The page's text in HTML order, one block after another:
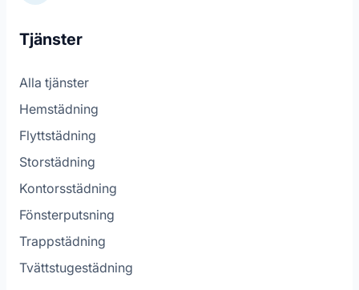
Tjänster
Alla tjänster
Hemstädning
Flyttstädning
Storstädning
Kontorsstädning
Fönsterputsning
Trappstädning
Tvättstugestädning